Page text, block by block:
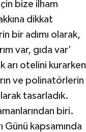
bize ilham
dikkat
bir adımı olarak,
var, gıda var’
arı otelini kurarken
ve polinatörlerin
tasarladık.
biri.
Günü kapsamında